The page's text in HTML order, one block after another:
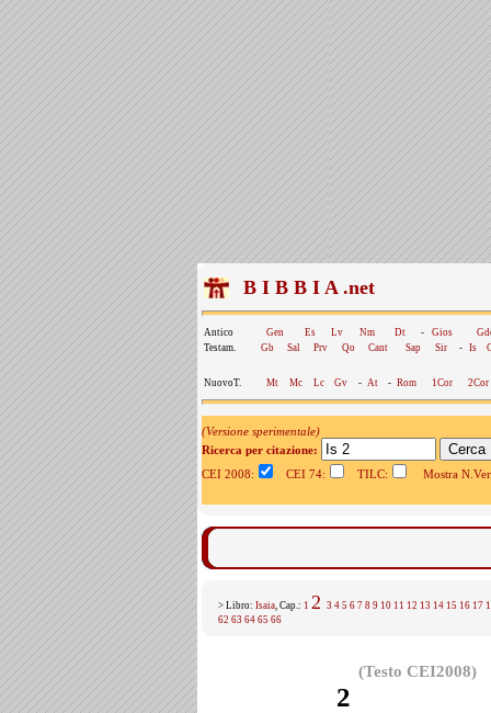
B I B B I A .net
Antico Gen Es Lv Nm Dt - Gios
Testam.
Gb Sal Prv Qo Cant Sap Sir - Is
NuovoT. Mt Mc Lc Gv - At - Rom 1Cor 2Cor
(Versione sperimentale)
Ricerca per citazione:
CEI 2008:
CEI 74: TILC: Mostra
> Libro: Isaia, Cap.: 1 2 3 4 5 6 7 8 9 10 11 12 13 14 15 16 17
62 63 64 65 66
(Testo CEI2008)
2